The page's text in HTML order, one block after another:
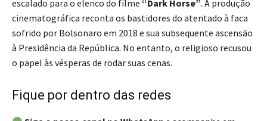
escalado para o elenco do filme “Dark Horse”. A produção
cinematográfica reconta os bastidores do atentado à faca
sofrido por Bolsonaro em 2018 e sua subsequente ascensão
à Presidência da República. No entanto, o religioso recusou
o papel às vésperas de rodar suas cenas.
Fique por dentro das redes